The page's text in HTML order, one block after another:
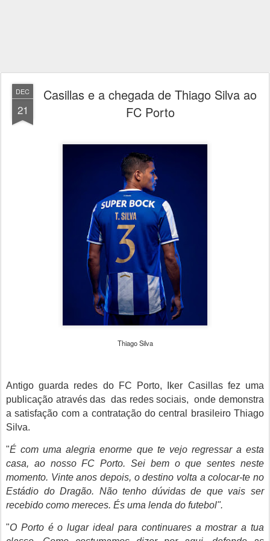
DEC
21
Casillas e a chegada de Thiago Silva ao
FC Porto
Thiago Silva
Antigo guarda redes do FC Porto, Iker Casillas fez uma
publicação através das das redes sociais, onde demonstra
a satisfação com a contratação do central brasileiro Thiago
Silva.
"É com uma alegria enorme que te vejo regressar a esta
casa, ao nosso FC Porto. Sei bem o que sentes neste
momento. Vinte anos depois, o destino volta a colocar-te no
Estádio do Dragão. Não tenho dúvidas de que vais ser
recebido como mereces. És uma lenda do futebol".
"O Porto é o lugar ideal para continuares a mostrar a tua